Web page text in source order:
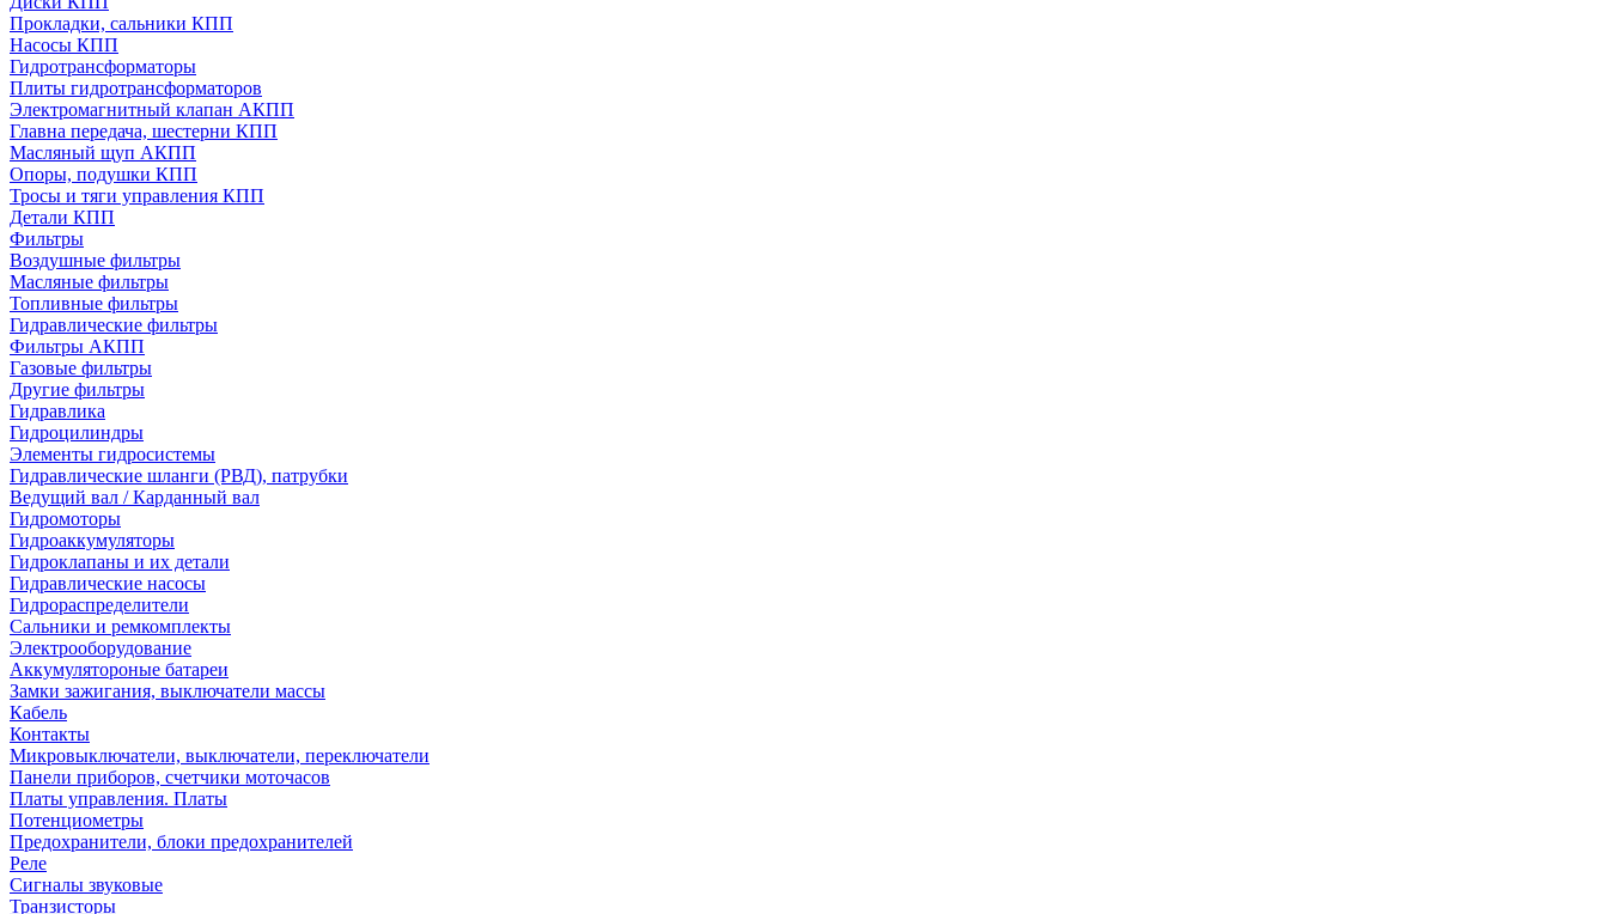
Прокладки, сальники КПП
Насосы КПП
Гидротрансформаторы
Плиты гидротрансформаторов
Электромагнитный клапан АКПП
Главна передача, шестерни КПП
Масляный щуп АКПП
Опоры, подушки КПП
Тросы и тяги управления КПП
Детали КПП
Фильтры
Воздушные фильтры
Масляные фильтры
Топливные фильтры
Гидравлические фильтры
Фильтры АКПП
Газовые фильтры
Другие фильтры
Гидравлика
Гидроцилиндры
Элементы гидросистемы
Гидравлические шланги (РВД), патрубки
Ведущий вал / Карданный вал
Гидромоторы
Гидроаккумуляторы
Гидроклапаны и их детали
Гидравлические насосы
Гидрораспределители
Сальники и ремкомплекты
Электрооборудование
Аккумулятороные батареи
Замки зажигания, выключатели массы
Кабель
Контакты
Микровыключатели, выключатели, переключатели
Панели приборов, счетчики моточасов
Платы управления. Платы
Потенциометры
Предохранители, блоки предохранителей
Реле
Сигналы звуковые
Транзисторы